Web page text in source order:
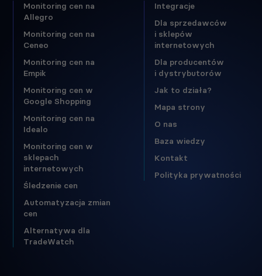
Monitoring cen na
Allegro
Monitoring cen na
Ceneo
Monitoring cen na
Empik
Monitoring cen w
Google Shopping
Monitoring cen na
Idealo
Monitoring cen w
sklepach
internetowych
Śledzenie cen
Automatyzacja zmian
cen
Alternatywa dla
TradeWatch
Integracje
Dla sprzedawców
i sklepów
internetowych
Dla producentów
i dystrybutorów
Jak to działa?
Mapa strony
O nas
Baza wiedzy
Kontakt
Polityka prywatności